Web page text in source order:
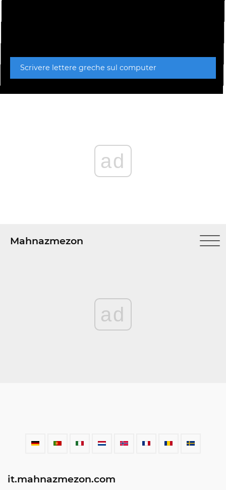
Scrivere lettere greche sul computer
ad
Mahnazmezon
ad
it.mahnazmezon.com